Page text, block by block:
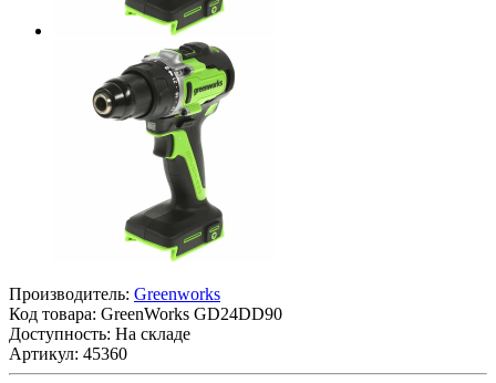
Производитель: Greenworks
Код товара: GreenWorks GD24DD90
Доступность: На складе
Артикул: 45360